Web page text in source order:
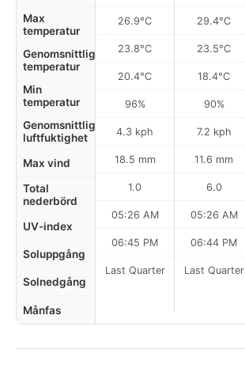
Max
temperatur
Genomsnittlig
temperatur
Min
temperatur
Genomsnittlig
luftfuktighet
Max vind
Total
nederbörd
UV-index
Soluppgång
Solnedgång
Månfas
26.9°C
23.8°C
20.4°C
96%
4.3 kph
18.5 mm
1.0
05:26 AM
06:45 PM
Last Quarter
29.4°C
23.5°C
18.4°C
90%
7.2 kph
11.6 mm
6.0
05:26 AM
06:44 PM
Last Quarter